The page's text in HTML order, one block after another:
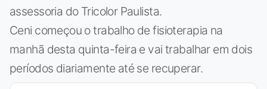
assessoria do Tricolor Paulista.
Ceni começou o trabalho de fisioterapia na
manhã desta quinta-feira e vai trabalhar em dois
períodos diariamente até se recuperar.